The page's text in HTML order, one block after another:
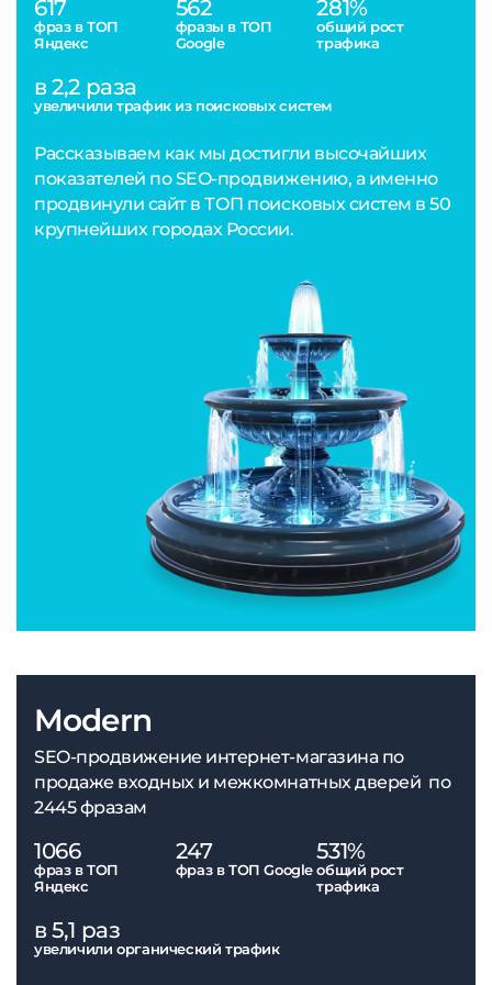
617
фраз в ТОП
Яндекс
562
фразы в ТОП
Google
281%
общий рост
трафика
в 2,2 раза
увеличили трафик из поисковых систем
Рассказываем как мы достигли высочайших
показателей по SEO-продвижению, а именно
продвинули сайт в ТОП поисковых систем в 50
крупнейших городах России.
Modern
SEO-продвижение интернет-магазина по
продаже входных и межкомнатных дверей по
2445 фразам
1066
фраз в ТОП
Яндекс
247
фраз в ТОП Google
531%
общий рост
трафика
в 5,1 раз
увеличили органический трафик